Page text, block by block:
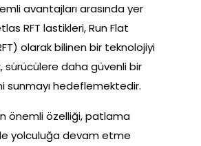
avantajları arasında yer
RFT lastikleri, Run Flat
olarak bilinen bir teknolojiyi
sürücülere daha güvenli bir
sunmayı hedeflemektedir.
önemli özelliği, patlama
yolculuğa devam etme